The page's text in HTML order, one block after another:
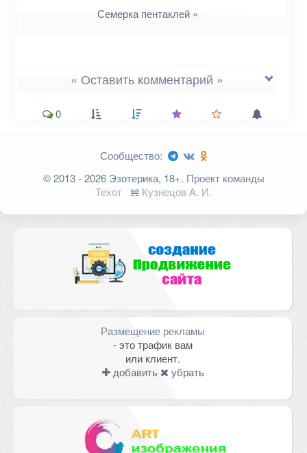
Семерка пентаклей »
« Оставить комментарий »
Ваш адрес email не будет
опубликован.
Обязательные поля
Email *
0
Сообщество:
© 2013 - 2026 Эзотерика, 18+. Проект команды
Техот
𝌴 Кузнецов А. И.
Размещение рекламы
- это трафик вам
или клиент.
добавить
убрать